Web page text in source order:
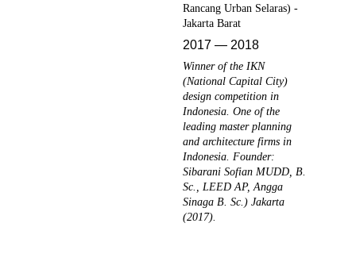
Rancang Urban Selaras) -
Jakarta Barat
2017 — 2018
Winner of the IKN
(National Capital City)
design competition in
Indonesia. One of the
leading master planning
and architecture firms in
Indonesia. Founder:
Sibarani Sofian MUDD, B.
Sc., LEED AP, Angga
Sinaga B. Sc.) Jakarta
(2017).